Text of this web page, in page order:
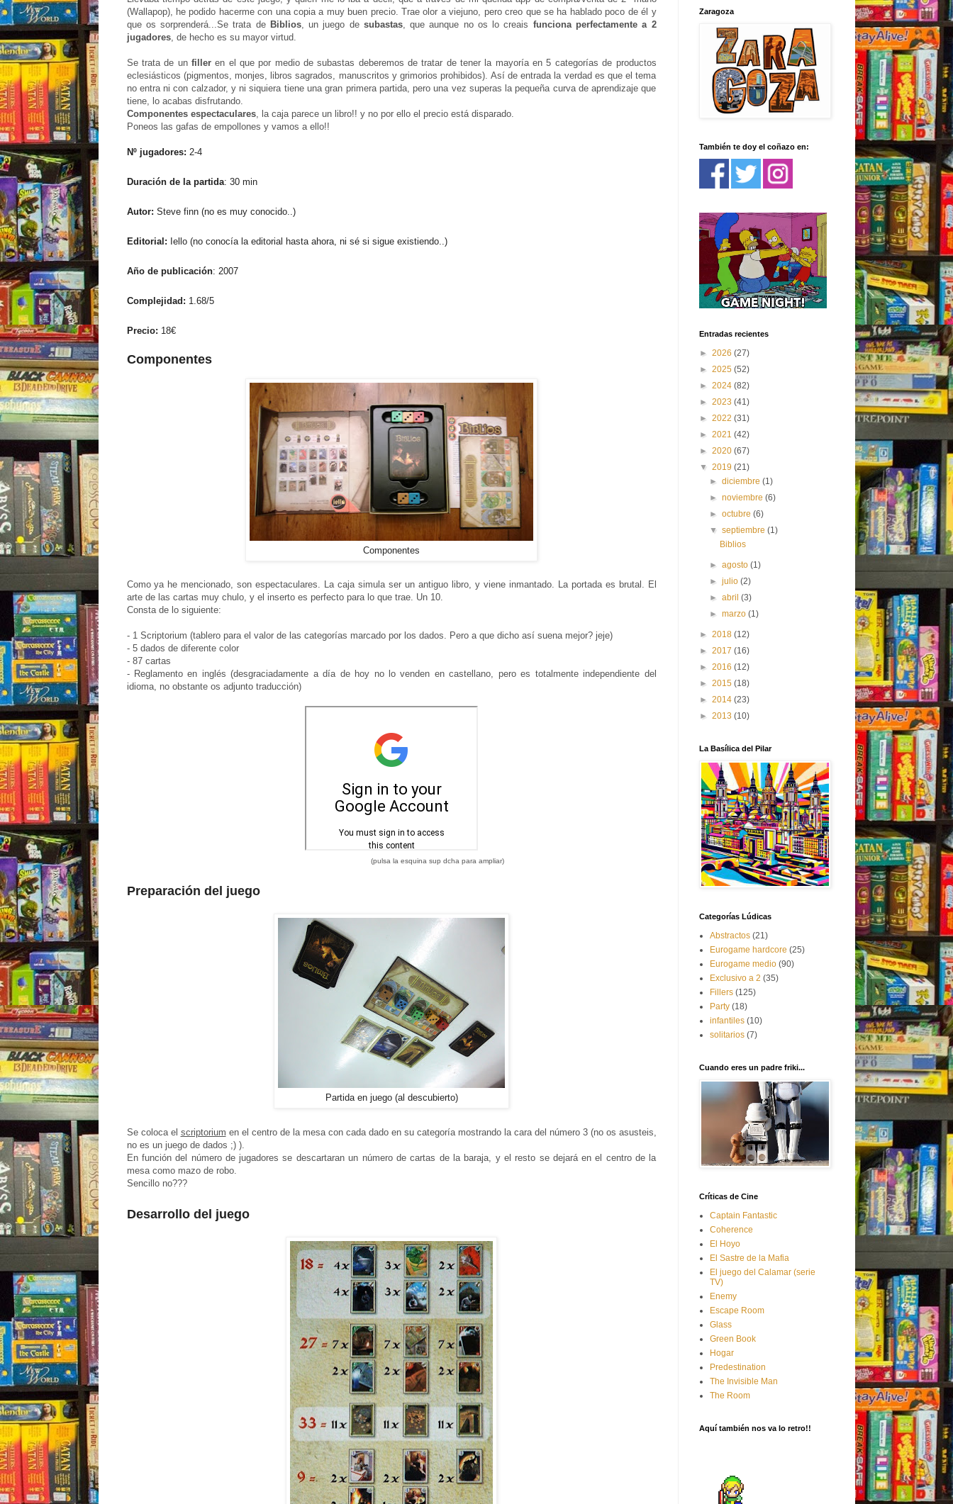
(Wallapop), he podido hacerme con una copia a muy buen precio. Trae olor a viejuno, pero creo que se ha hablado poco de él y
que os sorprenderá...Se trata de Biblios, un juego de subastas, que aunque no os lo creais funciona perfectamente a 2
jugadores, de hecho es su mayor virtud.
Se trata de un filleren el que por medio de subastas deberemos de tratar de tener la mayoría en 5 categorías de productos
eclesiásticos (pigmentos, monjes, libros sagrados, manuscritos y grimorios prohibidos). Así de entrada la verdad es que el tema
no entra ni con calzador, y ni siquiera tiene una gran primera partida, pero una vez superas la pequeña curva de aprendizaje que
tiene, lo acabas disfrutando.
Componentes espectaculares, la caja parece un libro!! y no por ello el precio está disparado.
Poneos las gafas de empollones y vamos a ello!!
Nº jugadores: 2-4
Duración de la partida: 30min
Autor: Steve finn (no es muy conocido..)
Editorial: Iello (no conocía la editorial hasta ahora, ni sé si sigue existiendo..)
Año de publicación: 2007
Complejidad: 1.68/5
Precio: 18€
Componentes
Componentes
Como ya he mencionado, son espectaculares. La caja simula ser un antiguo libro, y viene inmantado. La portada es brutal. El
arte de las cartas muy chulo, y el inserto es perfecto para lo que trae. Un 10.
Consta de lo siguiente:
- 1 Scriptorium (tablero para el valor de las categorías marcado por los dados. Pero a que dicho así suena mejor? jeje)
- 5 dados de diferente color
- 87 cartas
- Reglamento en inglés (desgraciadamente a día de hoy no lo venden en castellano, pero es totalmente independiente del
idioma, no obstante os adjunto traducción)
(pulsa la esquina sup dcha para ampliar)
Preparación del juego
Partida en juego (al descubierto)
Se coloca el scriptorium en el centro de la mesa con cada dado en su categoría mostrando la cara del número 3 (no os asusteis,
no es un juego de dados ;) ).
En función del número de jugadores se descartaran un número de cartas de la baraja, y el resto se dejará en el centro de la
mesa como mazo de robo.
Sencillo no???
Desarrollo del juego
Zaragoza
También te doy el coñazo en:
Entradas recientes
► 2026 (27)
► 2025 (52)
► 2024 (82)
► 2023 (41)
► 2022 (31)
► 2021 (42)
► 2020 (67)
▼ 2019 (21)
► diciembre (1)
► noviembre (6)
► octubre (6)
▼ septiembre (1)
Biblios
► agosto (1)
► julio (2)
► abril (3)
► marzo (1)
► 2018 (12)
► 2017 (16)
► 2016 (12)
► 2015 (18)
► 2014 (23)
► 2013 (10)
La Basílica del Pilar
Categorías Lúdicas
Abstractos (21)
Eurogame hardcore (25)
Eurogame medio (90)
Exclusivo a 2 (35)
Fillers (125)
Party (18)
infantiles (10)
solitarios (7)
Cuando eres un padre friki...
Críticas de Cine
Captain Fantastic
Coherence
El Hoyo
El Sastre de la Mafia
El juego del Calamar (serie
TV)
Enemy
Escape Room
Glass
Green Book
Hogar
Predestination
The Invisible Man
The Room
Aquí también nos va lo retro!!